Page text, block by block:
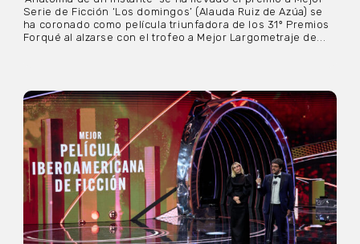
Serie de Ficción ‘Los domingos’ (Alauda Ruiz de Azúa) se
ha coronado como película triunfadora de los 31º Premios
Forqué al alzarse con el trofeo a Mejor Largometraje de...